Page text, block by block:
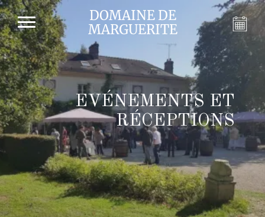
DOMAINE DE
MARGUERITE
EVÉNEMENTS ET
RÉCEPTIONS